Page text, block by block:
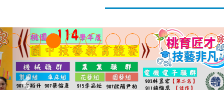
【甄選結果(第4招)】